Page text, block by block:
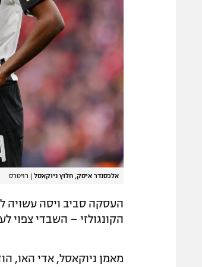
אלכסנדר איסק, חלוץ ניוקאסל | רויטרס
העסקה סביב ויסה עשויה
הקונגולזי – השבדי צפוי
מאמן ניוקאסל, אדי האו,